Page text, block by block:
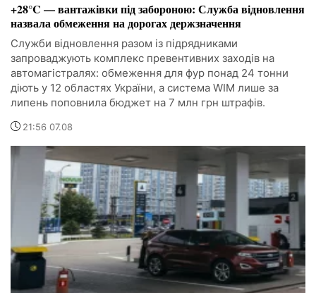
+28°C — вантажівки під забороною: Служба відновлення
назвала обмеження на дорогах держзначення
Служби відновлення разом із підрядниками
запроваджують комплекс превентивних заходів на
автомагістралях: обмеження для фур понад 24 тонни
діють у 12 областях України, а система WIM лише за
липень поповнила бюджет на 7 млн грн штрафів.
21:56 07.08